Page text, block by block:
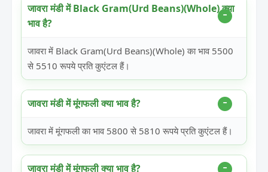
जावरा मंडी में Black Gram(Urd Beans)(Whole) क्या
भाव है?
जावरा में Black Gram(Urd Beans)(Whole) का भाव 5500
से 5510 रूपये प्रति कुएंटल हैं।
जावरा मंडी में मूंगफली क्या भाव है?
जावरा में मूंगफली का भाव 5800 से 5810 रूपये प्रति कुएंटल हैं।
जावरा मंडी में मूंगफली क्या भाव है?